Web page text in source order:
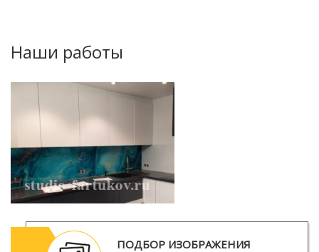
Наши работы
ПОДБОР ИЗОБРАЖЕНИЯ